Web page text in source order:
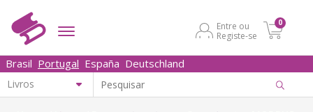
Entre ou
Registe-se
0
Brasil Portugal España Deutschland